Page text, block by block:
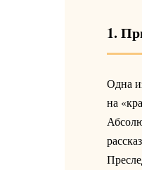
1.
Одна
на